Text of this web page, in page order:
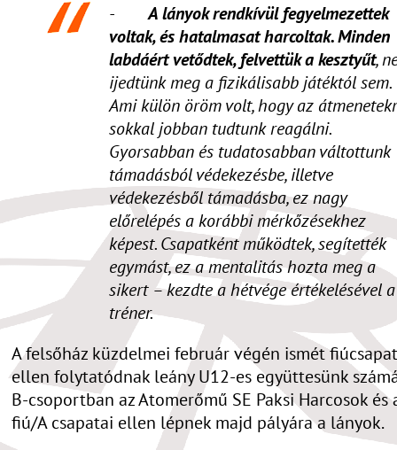
-
A lányok rendkívül fegyelmezettek
voltak, és hatalmasat harcoltak. Minden
labdáért vetődtek, felvettük a kesztyűt,
ijedtünk meg a fizikálisabb játéktól sem.
Ami külön öröm volt, hogy az
sokkal jobban tudtunk reagálni.
Gyorsabban és tudatosabban váltottunk
támadásból védekezésbe, illetve
védekezésből támadásba, ez nagy
előrelépés a korábbi mérkőzésekhez
képest. Csapatként működtek, segítették
egymást, ez a mentalitás hozta meg a
sikert – kezdte a hétvége értékelésével a
tréner.
A felsőház küzdelmei február végén ismét
ellen folytatódnak leány U12-es együttesünk
B-csoportban az Atomerőmű SE Paksi Harcosok és
fiú/A csapatai ellen lépnek majd pályára a lányok.